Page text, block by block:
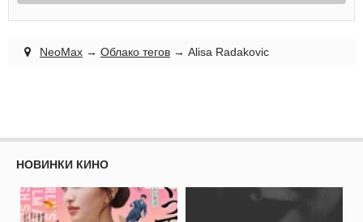
NeoMax → Облако тегов → Alisa Radakovic
НОВИНКИ КИНО